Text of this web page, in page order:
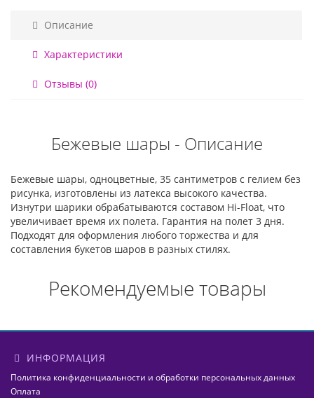
Описание
Характеристики
Отзывы (0)
Бежевые шары - Описание
Бежевые шары, одноцветные, 35 сантиметров с гелием без
рисунка, изготовлены из латекса высокого качества.
Изнутри шарики обрабатываются составом Hi-Float, что
увеличивает время их полета. Гарантия на полет 3 дня.
Подходят для оформления любого торжества и для
составления букетов шаров в разных стилях.
Рекомендуемые товары
ИНФОРМАЦИЯ
Политика конфиденциальности и обработки персональных данных
Оплата